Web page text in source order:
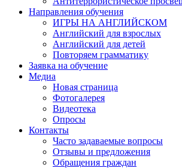
Направления обучения
ИГРЫ НА АНГЛИЙСКОМ
Английский для взрослых
Английский для детей
Повторяем грамматику
Заявка на обучение
Медиа
Новая страница
Фотогалерея
Видеотека
Опросы
Контакты
Часто задаваемые вопросы
Отзывы и предложения
Обращения граждан